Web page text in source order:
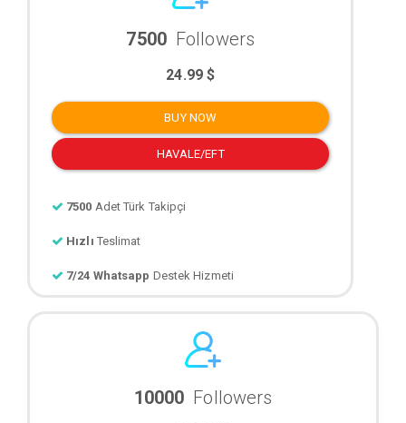
7500 Followers
24.99 $
BUY NOW
HAVALE/EFT
7500 Adet Türk Takipçi
Hızlı Teslimat
7/24 Whatsapp Destek Hizmeti
10000 Followers